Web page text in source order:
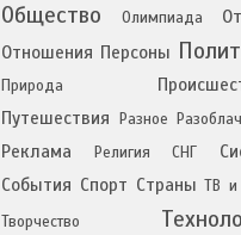
Общество Олимпиада
Отношения Персоны
Природа
Путешествия
Разное
Реклама Религия СНГ
События Спорт Страны ТВ
Творчество